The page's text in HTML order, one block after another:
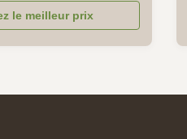
the total distance advanced
or excavation. Below are
and technical aspects. 1.
le meilleur prix